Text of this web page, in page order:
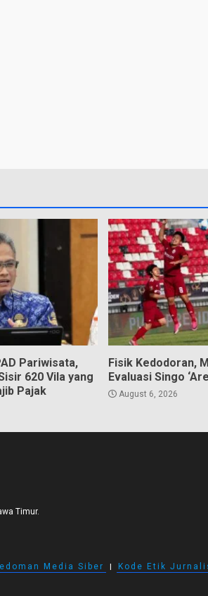
Pariwisata,
620 Vila yang
Pajak
Fisik Kedodoran,
Evaluasi Singo
August 6, 2026
Timur.
Media Siber I Kode Etik